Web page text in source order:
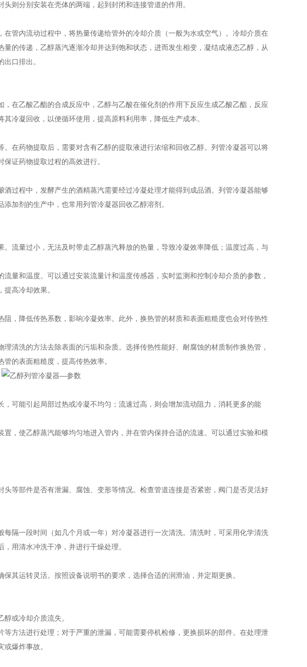
则分别安装在壳体的两端，起到封闭和连接管道的作用。
管内流动过程中，将热量传递给管外的冷却介质（一般为水或空气）。冷却介质在
的传递，乙醇蒸汽逐渐冷却并达到饱和状态，进而发生相变，凝结成液态乙醇，从
口排出。
在乙酸乙酯的合成反应中，乙醇与乙酸在催化剂的作用下反应生成乙酸乙酯，反应
冷凝回收，以便循环使用，提高原料利用率，降低生产成本。
在药物提取后，需要对含有乙醇的提取液进行浓缩和回收乙醇。列管冷凝器可以将
证药物提取过程的高效进行。
过程中，发酵产生的酒精蒸汽需要经过冷凝处理才能得到成品酒。列管冷凝器能够
加剂的生产中，也常用列管冷凝器回收乙醇溶剂。
流量过小，无法及时带走乙醇蒸汽释放的热量，导致冷凝效率降低；温度过高，与
量和温度。可以通过安装流量计和温度传感器，实时监测和控制冷却介质的参数，
高冷却效果。
，降低传热系数，影响冷凝效率。此外，换热管的材质和表面粗糙度也会对传热性
清洗的方法去除表面的污垢和杂质。选择传热性能好、耐腐蚀的材质制作换热管，
的表面粗糙度，提高传热效率。
可能引起局部过热或冷凝不均匀；流速过高，则会增加流动阻力，消耗更多的能
，使乙醇蒸汽能够均匀地进入管内，并在管内保持合适的流速。可以通过实验和模
等部件是否有泄漏、腐蚀、变形等情况。检查管道连接是否紧密，阀门是否灵活好
隔一段时间（如几个月或一年）对冷凝器进行一次清洗。清洗时，可采用化学清洗
用清水冲洗干净，并进行干燥处理。
其运转灵活。按照设备说明书的要求，选择合适的润滑油，并定期更换。
或冷却介质流失。
方法进行处理；对于严重的泄漏，可能需要停机检修，更换损坏的部件。在处理泄
爆炸事故。